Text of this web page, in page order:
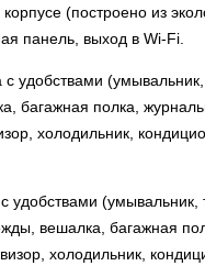
(построено из
панель, выход в Wi-Fi.
удобствами
багажная полка,
холодильник,
(умывальник,
вешалка, багажная
холодильник,